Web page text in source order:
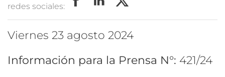
redes sociales:
viernes 23 agosto 2024
Información para la Prensa N°: 421/24